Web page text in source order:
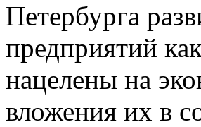
Петербурга
предприятий
нацелены на
вложения их в